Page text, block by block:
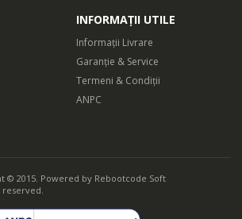
INFORMAȚII UTILE
Informații Livrare
Garanție & Service
Termeni & Condiții
ANPC
© 2015. Powered by Rebootcode Soft